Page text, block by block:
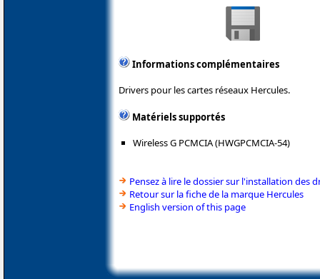
Informations complémentaires
Drivers pour les cartes réseaux Hercules.
Matériels supportés
Wireless G PCMCIA (HWGPCMCIA-54)
Pensez à lire le dossier sur l'installation des
Retour sur la fiche de la marque Hercules
English version of this page